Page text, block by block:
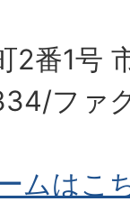
2番1号
ファ
ムはこ